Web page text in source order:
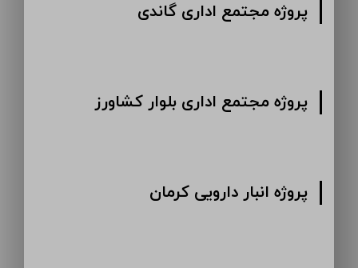
پروژه مجتمع اداری گاندی
پروژه مجتمع اداری بلوار کشاورز
پروژه انبار دارویی کرمان